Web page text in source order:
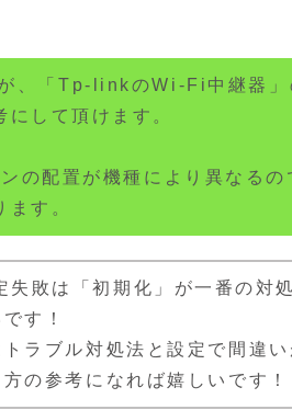
、「Tp-linkのWi-Fi中継器」
して頂けます。
の配置が機種により異なるの
す。
敗は「初期化」が一番の対
す！
ラブル対処法と設定で間違
の参考になれば嬉しいです！